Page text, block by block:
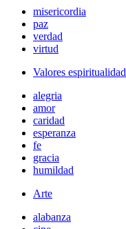
misericordia
paz
verdad
virtud
Valores espiritualidad
alegria
amor
caridad
esperanza
fe
gracia
humildad
Arte
alabanza